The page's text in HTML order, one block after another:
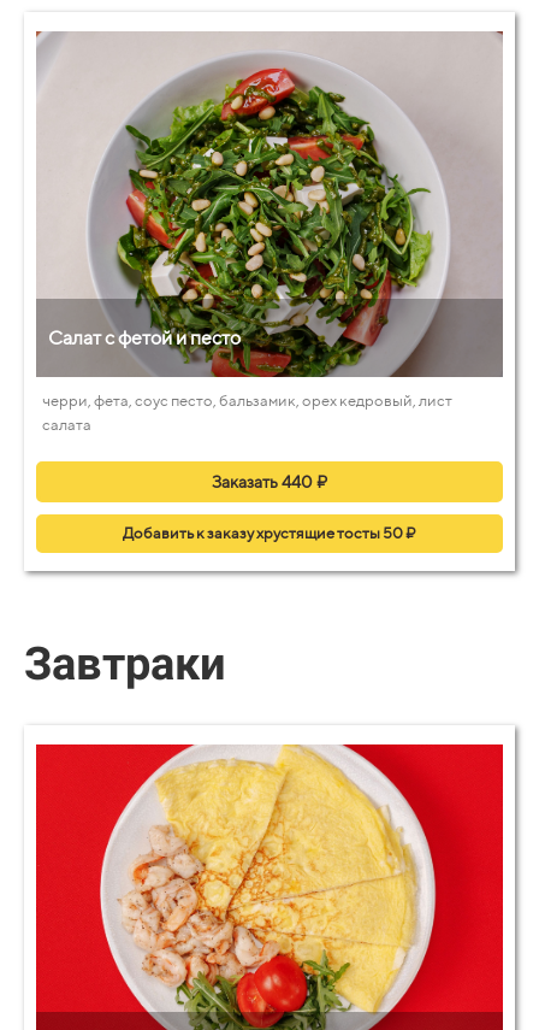
Салат с фетой и песто
черри, фета, соус песто, бальзамик, орех кедровый, лист
салата
Заказать 440 ₽
Добавить к заказу хрустящие тосты 50 ₽
Завтраки